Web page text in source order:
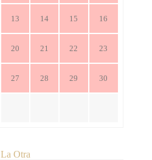
13 14 15 16
20 21 22 23
27 28 29 30
La Otra